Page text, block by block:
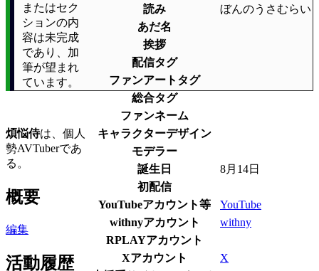
読み
ぼんのうさむらい
あだ名
挨拶
配信タグ
ファンアートタグ
総合タグ
ファンネーム
キャラクターデザイン
モデラー
誕生日
8月14日
初配信
YouTubeアカウント等
YouTube
withnyアカウント
withny
RPLAYアカウント
Xアカウント
X
またはセク
ションの内
容は未完成
であり、加
筆が望まれ
ています。
煩悩侍は、個人
勢AVTuberであ
る。
概要
編集
活動履歴